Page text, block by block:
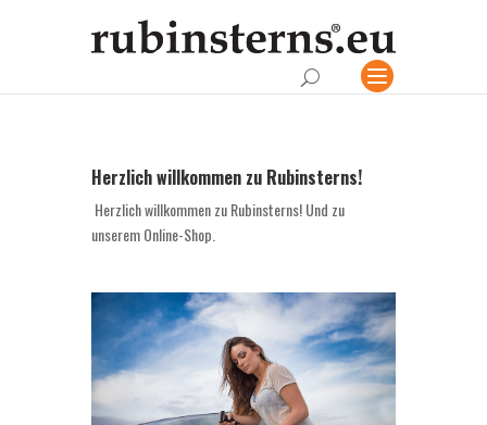
Herzlich willkommen zu Rubinsterns!
Herzlich willkommen zu Rubinsterns! Und zu
unserem Online-Shop.